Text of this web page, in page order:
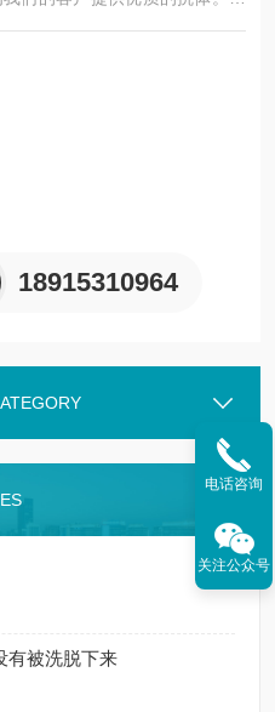
纯化格式的抗体。
）。
18915310964
有被洗脱下来
电话咨询
关注公众号